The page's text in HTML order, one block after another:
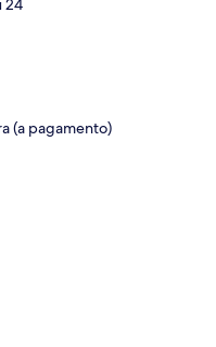
24
(a pagamento)